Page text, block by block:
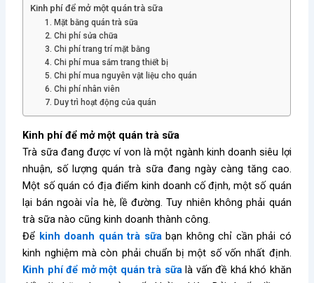
Kinh phí để mở một quán trà sữa
1. Mặt bằng quán trà sữa
2. Chi phí sửa chữa
3. Chi phí trang trí mặt bằng
4. Chi phí mua sắm trang thiết bị
5. Chi phí mua nguyên vật liệu cho quán
6. Chi phí nhân viên
7. Duy trì hoạt động của quán
Kinh phí để mở một quán trà sữa
Trà sữa đang được ví von là một ngành kinh doanh siêu lợi
nhuận, số lượng quán trà sữa đang ngày càng tăng cao.
Một số quán có địa điểm kinh doanh cố định, một số quán
lại bán ngoài vỉa hè, lề đường. Tuy nhiên không phải quán
trà sữa nào cũng kinh doanh thành công.
Để kinh doanh quán trà sữabạn không chỉ cần phải có
kinh nghiệm mà còn phải chuẩn bị một số vốn nhất định.
Kinh phí để mở một quán trà sữalà vấn đề khá khó khăn